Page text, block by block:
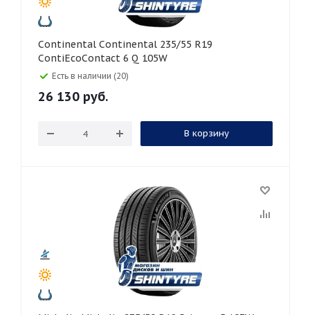
Continental Continental 235/55 R19
ContiEcoContact 6 Q 105W
Есть в наличии (20)
26 130 руб.
В корзину